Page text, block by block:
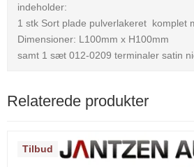
indeholder:
1 stk Sort plade pulverlakeret komplet
Dimensioner: L100mm x H100mm
samt 1 sæt 012-0209 terminaler satin
Relaterede produkter
Tilbud